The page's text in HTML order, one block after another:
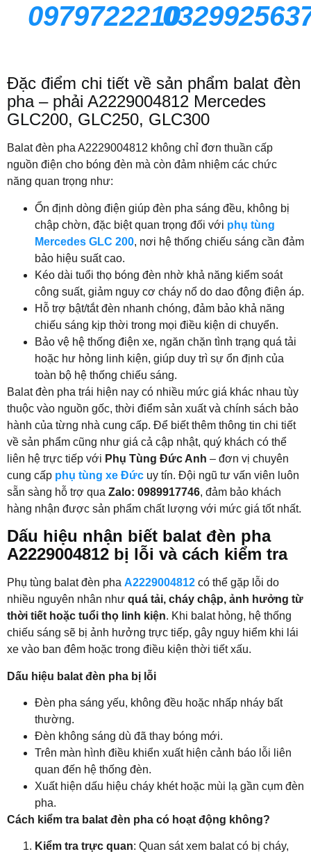
0979722210
Đặc điểm chi tiết về sản phẩm balat đèn
pha – phải A2229004812 Mercedes
GLC200, GLC250, GLC300
Balat đèn pha A2229004812 không chỉ đơn thuần cấp
nguồn điện cho bóng đèn mà còn đảm nhiệm các chức
năng quan trọng như:
Ổn định dòng điện giúp đèn pha sáng đều, không bị
chập chờn, đặc biệt quan trọng đối với phụ tùng
Mercedes GLC 200, nơi hệ thống chiếu sáng cần đảm
bảo hiệu suất cao.
Kéo dài tuổi thọ bóng đèn nhờ khả năng kiểm soát
công suất, giảm nguy cơ cháy nổ do dao động điện áp.
Hỗ trợ bật/tắt đèn nhanh chóng, đảm bảo khả năng
chiếu sáng kịp thời trong mọi điều kiện di chuyển.
Bảo vệ hệ thống điện xe, ngăn chặn tình trạng quá tải
hoặc hư hỏng linh kiện, giúp duy trì sự ổn định của
toàn bộ hệ thống chiếu sáng.
Balat đèn pha trái hiện nay có nhiều mức giá khác nhau tùy
thuộc vào nguồn gốc, thời điểm sản xuất và chính sách bảo
hành của từng nhà cung cấp. Để biết thêm thông tin chi tiết
về sản phẩm cũng như giá cả cập nhật, quý khách có thể
liên hệ trực tiếp với Phụ Tùng Đức Anh – đơn vị chuyên
cung cấp phụ tùng xe Đức uy tín. Đội ngũ tư vấn viên luôn
sẵn sàng hỗ trợ qua Zalo: 0989917746, đảm bảo khách
hàng nhận được sản phẩm chất lượng với mức giá tốt nhất.
Dấu hiệu nhận biết balat đèn pha
A2229004812 bị lỗi và cách kiểm tra
Phụ tùng balat đèn pha A2229004812 có thể gặp lỗi do
nhiều nguyên nhân như quá tải, cháy chập, ảnh hưởng từ
thời tiết hoặc tuổi thọ linh kiện. Khi balat hỏng, hệ thống
chiếu sáng sẽ bị ảnh hưởng trực tiếp, gây nguy hiểm khi lái
xe vào ban đêm hoặc trong điều kiện thời tiết xấu.
Dấu hiệu balat đèn pha bị lỗi
Đèn pha sáng yếu, không đều hoặc nhấp nháy bất
thường.
Đèn không sáng dù đã thay bóng mới.
Trên màn hình điều khiển xuất hiện cảnh báo lỗi liên
quan đến hệ thống đèn.
Xuất hiện dấu hiệu cháy khét hoặc mùi lạ gần cụm đèn
pha.
Cách kiểm tra balat đèn pha có hoạt động không?
Kiểm tra trực quan: Quan sát xem balat có bị cháy,